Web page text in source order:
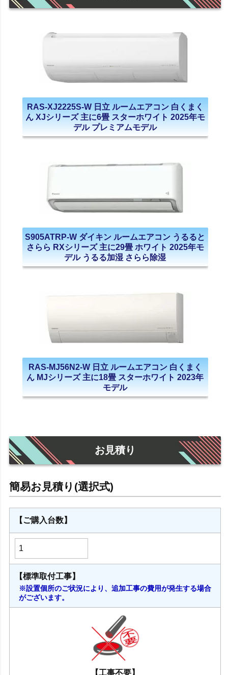
RAS-XJ2225S-W 日立 ルームエアコン 白くまく
ん XJシリーズ 主に6畳 スターホワイト 2025年モ
デル プレミアムモデル
S905ATRP-W ダイキン ルームエアコン うるると
さらら RXシリーズ 主に29畳 ホワイト 2025年モ
デル うるる加湿 さらら除湿
RAS-MJ56N2-W 日立 ルームエアコン 白くまく
ん MJシリーズ 主に18畳 スターホワイト 2023年
モデル
お見積り
【ご購入台数】
【標準取付工事】
※設置個所のご状況により、追加工事の費用が発生する場合
がございます。
【工事不要】